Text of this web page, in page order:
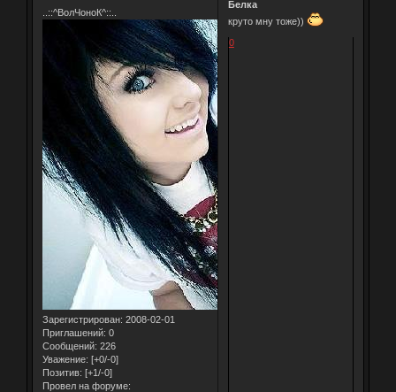
..::^ВолЧоноК^::..
Зарегистрирован: 2008-02-01
Приглашений: 0
Сообщений: 226
Уважение: [+0/-0]
Позитив: [+1/-0]
Провел на форуме:
Белка
круто мну тоже))
0